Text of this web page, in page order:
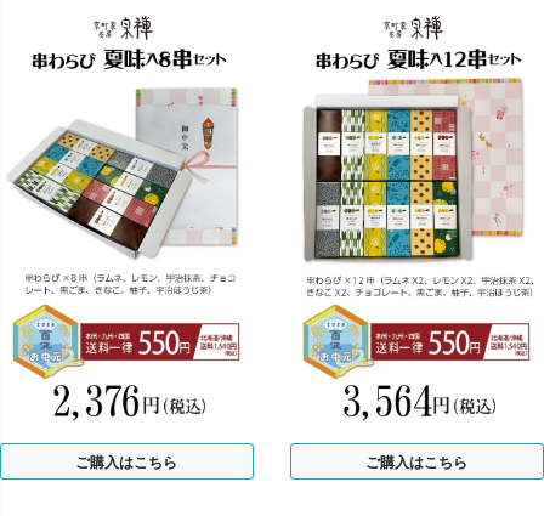
ご購入はこちら ご購入はこちら